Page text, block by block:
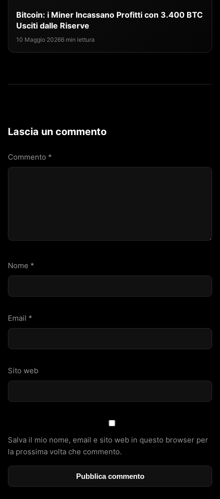
Bitcoin: i Miner Incassano Profitti con 3.400 BTC
Usciti dalle Riserve
10 Maggio 20266 min lettura
Lascia un commento
Commento *
Nome *
Email *
Sito web
Salva il mio nome, email e sito web in questo browser per
la prossima volta che commento.